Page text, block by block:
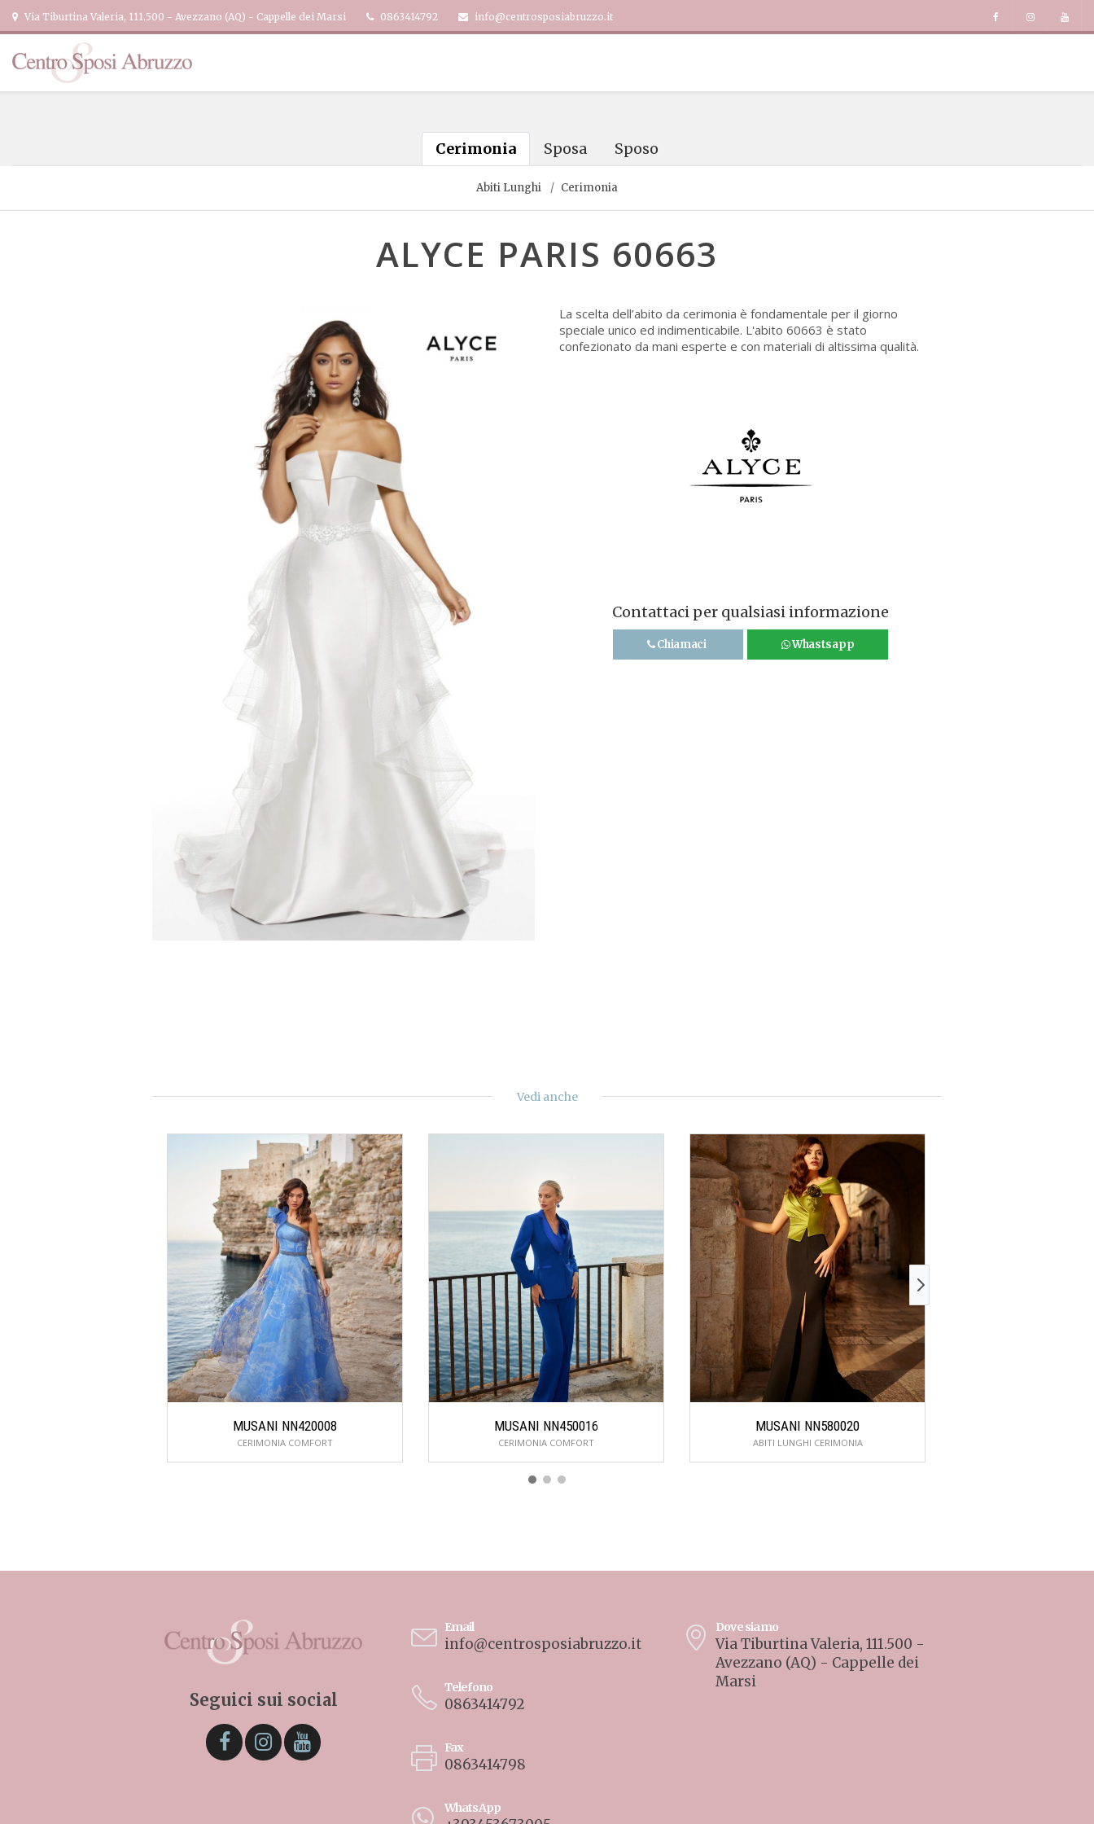
Via Tiburtina Valeria, 111.500 - Avezzano (AQ) - Cappelle dei Marsi 0863414792 info@centrosposiabruzzo.it
Cerimonia Sposa Sposo
Abiti Lunghi Cerimonia
ALYCE PARIS 60663
La scelta dell’abito da cerimonia è fondamentale per il giorno
speciale unico ed indimenticabile. L'abito 60663 è stato
confezionato da mani esperte e con materiali di altissima qualità.
Contattaci per qualsiasi informazione
Chiamaci Whastsapp
Vedi anche
MUSANI NN420008
CERIMONIA COMFORT
MUSANI NN450016
CERIMONIA COMFORT
MUSANI NN580020
ABITI LUNGHI CERIMONIA
Seguici sui social
Email
info@centrosposiabruzzo.it
Telefono
0863414792
Fax
0863414798
WhatsApp
Dove siamo
Via Tiburtina Valeria, 111.500 -
Avezzano (AQ) - Cappelle dei
Marsi